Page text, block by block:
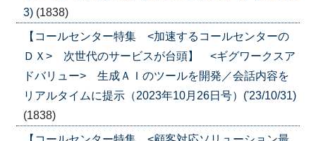
3) (1838)
【コールセンター特集 <加速するコールセンターの
ＤＸ> 次世代のサービスが台頭】 <ギグワークスア
ドバリュー> 生成ＡＩのツールを開発／会話内容を
リアルタイムに提示（2023年10月26日号）('23/10/31)
(1838)